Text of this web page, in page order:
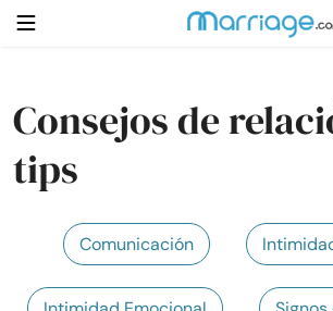
Buscar
Casarse
Relaciones
Consejos de
tips
Comunicación